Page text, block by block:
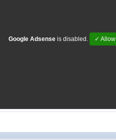
Google Adsense is disabled. ✓ Allow